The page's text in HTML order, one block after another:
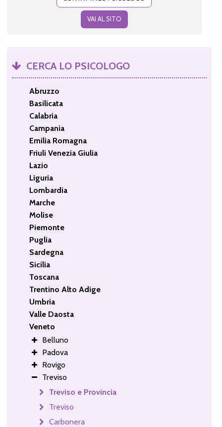
VAI AL SITO
CERCA LO PSICOLOGO
Abruzzo
Basilicata
Calabria
Campania
Emilia Romagna
Friuli Venezia Giulia
Lazio
Liguria
Lombardia
Marche
Molise
Piemonte
Puglia
Sardegna
Sicilia
Toscana
Trentino Alto Adige
Umbria
Valle Daosta
Veneto
Belluno
Padova
Rovigo
Treviso
Treviso e Provincia
Treviso
Carbonera